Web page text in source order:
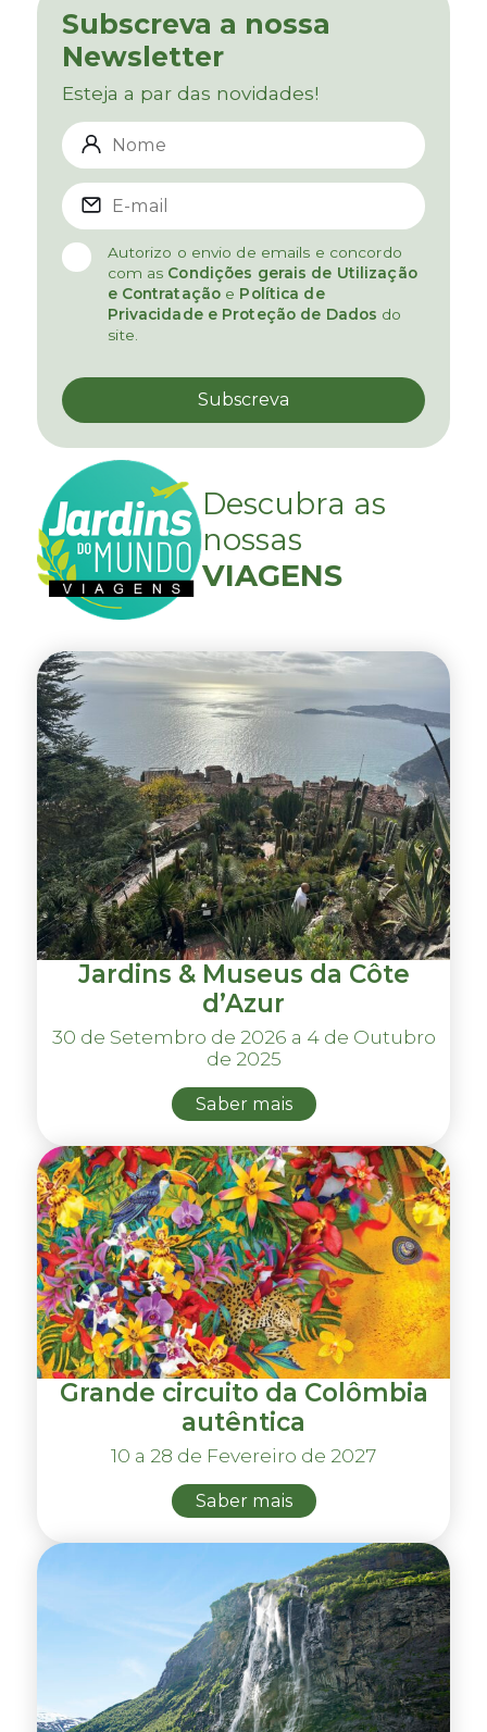
Subscreva a nossa
Newsletter
Esteja a par das novidades!
Autorizo o envio de emails e concordo
com as Condições gerais de Utilização
e Contratação e Política de
Privacidade e Proteção de Dados do
site.
Descubra as
nossas
VIAGENS
Jardins & Museus da Côte
d’Azur
30 de Setembro de 2026 a 4 de Outubro
de 2025
Saber mais
Grande circuito da Colômbia
autêntica
10 a 28 de Fevereiro de 2027
Saber mais